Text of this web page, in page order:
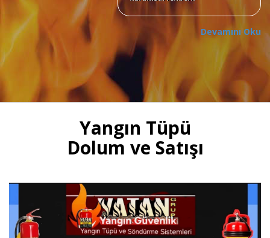
Devamını Oku
Bursa Yangın Tüpü Satışı,
Dolumu ve Periyodik Bakım
Hizmetleri
50 kg KKT tozlu, köpüklü, CO2
gazlı yangın tüpleri, otomatik
tavan tipi sprinkli, pano ve
mutfak davlumbaz tüpü satışı
Devamını Oku
Yangın Tüpü
Dolum ve Satışı